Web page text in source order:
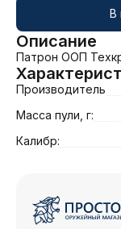
В
Описание
Патрон ООП
Производитель
Масса пули, г:
Калибр: